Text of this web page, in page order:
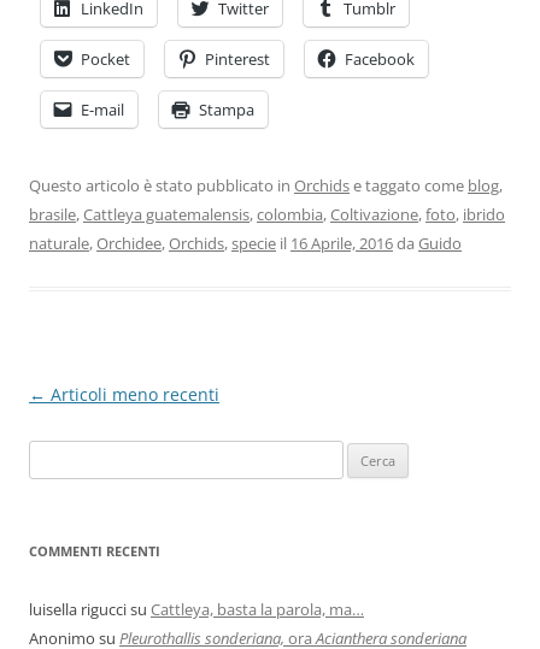
LinkedIn Twitter Tumblr
Pocket Pinterest Facebook
E-mail Stampa
Questo articolo è stato pubblicato in Orchidse taggato come blog,
brasile,Cattleya guatemalensis,colombia,Coltivazione,foto, ibrido
naturale,Orchidee,Orchids,specie il 16 Aprile, 2016da Guido
Navigazione
← Articoli meno recenti
COMMENTI RECENTI
luisella riguccisu Cattleya, basta la parola, ma…
Anonimo su Pleurothallis sonderiana, oraAcianthera sonderiana